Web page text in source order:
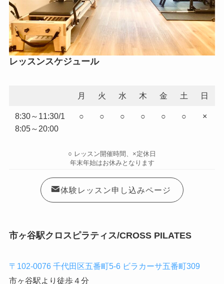
レッスンスケジュール
月 火 水 木 金 土 日
8:30～11:30/1
8:05～20:00
○ ○ ○ ○ ○ ○ ×
○ レッスン開催時間、×定休日
年末年始はお休みとなります
体験レッスン申し込みページ
市ヶ谷駅クロスピラティス/CROSS PILATES
〒102-0076 千代田区五番町5-6 ビラカーサ五番町309
市ヶ谷駅より徒歩４分